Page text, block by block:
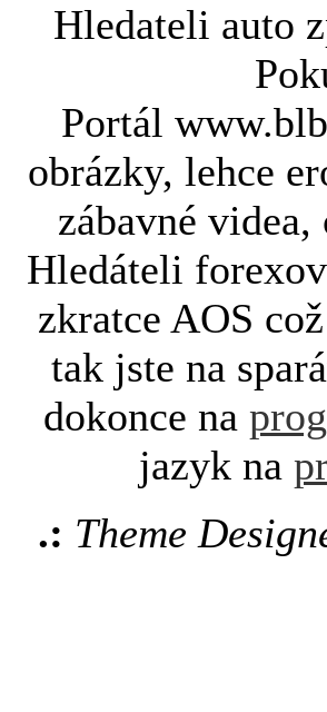
Hledateli auto
Portál
obrázky, lehce
zábavné
Hledáteli
zkratce AOS
tak jste na
dokonce na
jazyk na
.: Theme